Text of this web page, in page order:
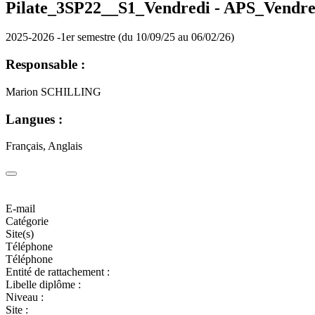
Pilate_3SP22__S1_Vendredi -
2025-2026 -1er semestre (du 10/09/25 au 06/02/26)
Responsable :
Marion SCHILLING
Langues :
Français, Anglais
E-mail
Catégorie
Site(s)
Téléphone
Téléphone
Entité de rattachement :
Libelle diplôme :
Niveau :
Site :